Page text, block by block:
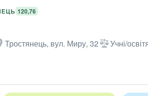
120,76
Тростянець, вул. Миру, 32 Учні/